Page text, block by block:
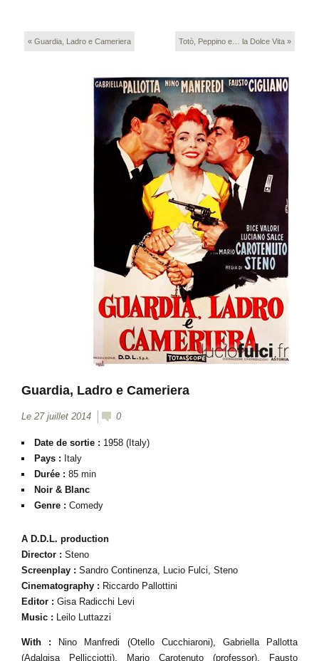
« Guardia, Ladro e Cameriera Totò, Peppino e… la Dolce Vita »
Guardia, Ladro e Cameriera
Le 27 juillet 2014 0
Date de sortie : 1958 (Italy)
Pays : Italy
Durée : 85 min
Noir & Blanc
Genre : Comedy
A D.D.L. production
Director : Steno
Screenplay : Sandro Continenza, Lucio Fulci, Steno
Cinematography : Riccardo Pallottini
Editor : Gisa Radicchi Levi
Music : Leilo Luttazzi
With : Nino Manfredi (Otello Cucchiaroni), Gabriella Pallotta
(Adalgisa Pellicciotti), Mario Carotenuto (professor), Fausto